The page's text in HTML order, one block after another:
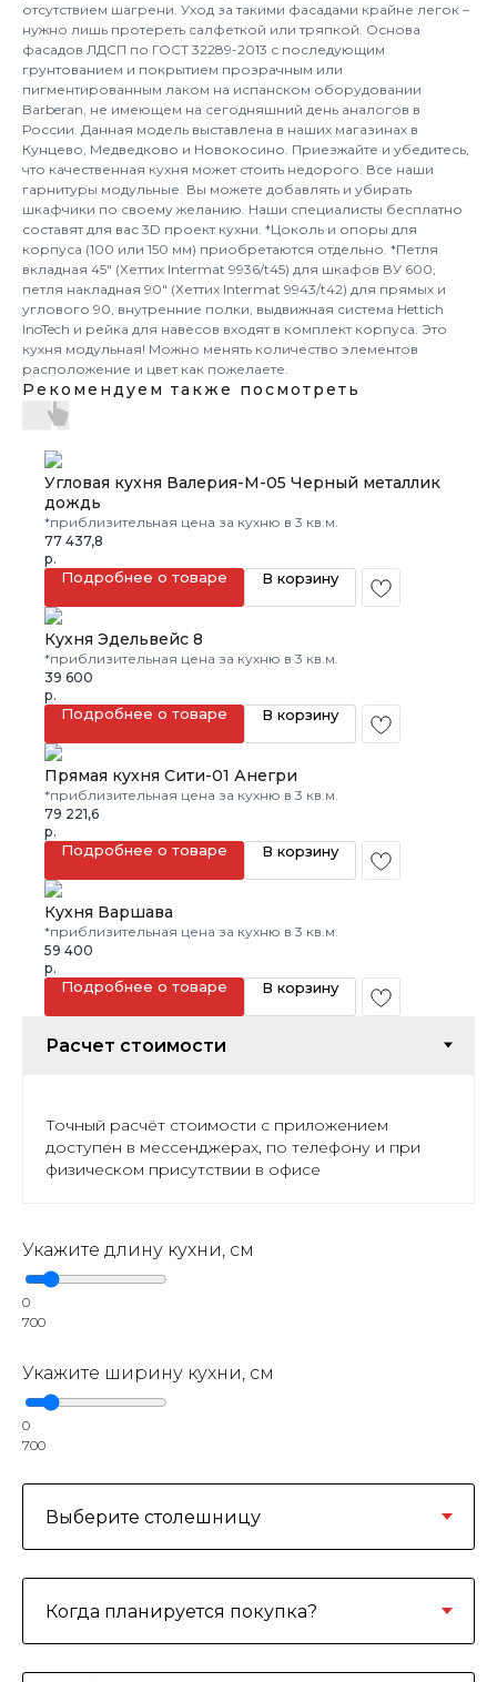
отсутствием шагрени. Уход за такими фасадами крайне легок –
нужно лишь протереть салфеткой или тряпкой. Основа
фасадов ЛДСП по ГОСТ 32289-2013 с последующим
грунтованием и покрытием прозрачным или
пигментированным лаком на испанском оборудовании
Barberan, не имеющем на сегодняшний день аналогов в
России. Данная модель выставлена в наших магазинах в
Кунцево, Медведково и Новокосино. Приезжайте и убедитесь,
что качественная кухня может стоить недорого. Все наши
гарнитуры модульные. Вы можете добавлять и убирать
шкафчики по своему желанию. Наши специалисты бесплатно
составят для вас 3D проект кухни. *Цоколь и опоры для
корпуса (100 или 150 мм) приобретаются отдельно. *Петля
вкладная 45" (Хеттих Intermat 9936/t45) для шкафов ВУ 600,
петля накладная 90" (Хеттих Intermat 9943/t42) для прямых и
углового 90, внутренние полки, выдвижная система Hettich
InoTech и рейка для навесов входят в комплект корпуса. Это
кухня модульная! Можно менять количество элементов
расположение и цвет как пожелаете.
Рекомендуем также посмотреть
Угловая кухня Валерия-М-05 Черный металлик
дождь
*приблизительная цена за кухню в 3 кв.м.
77 437,8
р.
Подробнее о товаре В корзину
Кухня Эдельвейс 8
*приблизительная цена за кухню в 3 кв.м.
39 600
р.
Подробнее о товаре В корзину
Прямая кухня Сити-01 Анегри
*приблизительная цена за кухню в 3 кв.м.
79 221,6
р.
Подробнее о товаре В корзину
Кухня Варшава
*приблизительная цена за кухню в 3 кв.м.
59 400
р.
Подробнее о товаре В корзину
Точный расчёт стоимости с приложением
доступен в мессенджерах, по телефону и при
физическом присутствии в офисе
Укажите длину кухни, см
0
700
Укажите ширину кухни, см
0
700